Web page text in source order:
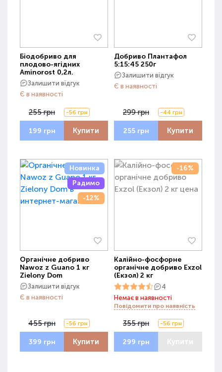
Біодобриво для
плодово-ягідних
Aminorost 0,2л.
Залишити відгук
Є в наявності
255 грн -56 грн
199 грн Купити
Добриво Плантафол
5:15:45 250г
Залишити відгук
Є в наявності
299 грн -44 грн
255 грн Купити
Новинка
Радимо
-12%
Органічне добриво
Nawoz z Guano 1 кг
Zielony Dom
Залишити відгук
Є в наявності
455 грн -56 грн
399 грн Купити
-16%
Калійно-фосфорне
органічне добриво Exzol
(Екзол) 2 кг
4
Немає в наявності
Повідомити про наявність
355 грн -56 грн
299 грн Купити